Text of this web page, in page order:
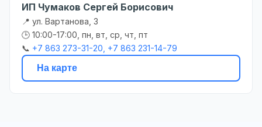
ИП Чумаков Сергей Борисович
📍 ул. Вартанова, 3
🕒 10:00-17:00, пн, вт, ср, чт, пт
📞 +7 863 273-31-20, +7 863 231-14-79
На карте